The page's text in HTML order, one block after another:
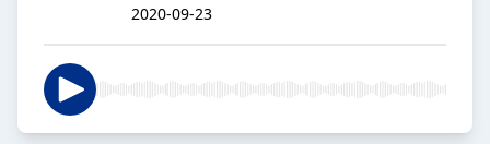
2020-09-23